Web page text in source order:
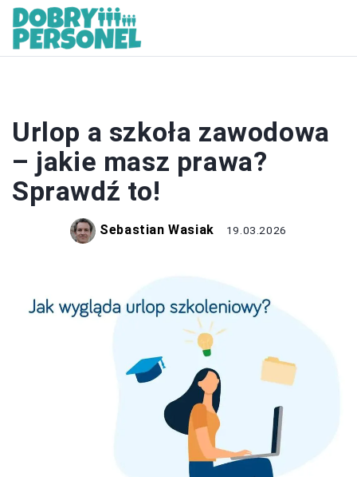
Urlop a szkoła zawodowa
– jakie masz prawa?
Sprawdź to!
Sebastian Wasiak 19.03.2026